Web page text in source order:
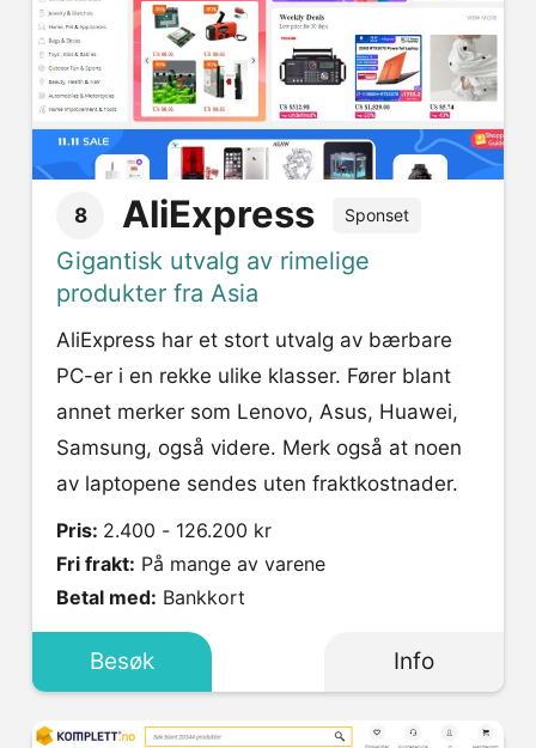
8 AliExpress Sponset
Gigantisk utvalg av rimelige
produkter fra Asia
AliExpress har et stort utvalg av bærbare
PC-er i en rekke ulike klasser. Fører blant
annet merker som Lenovo, Asus, Huawei,
Samsung, også videre. Merk også at noen
av laptopene sendes uten fraktkostnader.
Pris: 2.400 - 126.200 kr
Fri frakt: På mange av varene
Betal med: Bankkort
Besøk Info